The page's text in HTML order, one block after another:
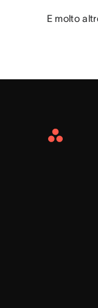
E molto
Asana